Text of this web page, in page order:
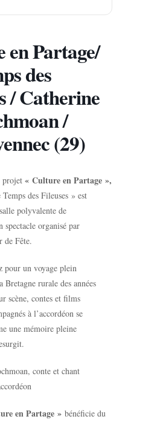
Partage/
des
/ Catherine
/
(29)
projet « Culture en Partage »,
des Fileuses » est
polyvalente de
spectacle organisé par
de Fête.
pour un voyage plein
Bretagne rurale des années
scène, contes et films
à l’accordéon se
une mémoire pleine
conte et chant
en Partage » bénéficie du